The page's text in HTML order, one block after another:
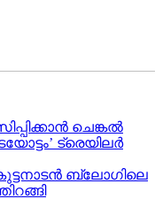
ചെങ്കൽ
ട്രെയിലർ
കുട്ടനാടൻ ബ്ലോഗിലെ